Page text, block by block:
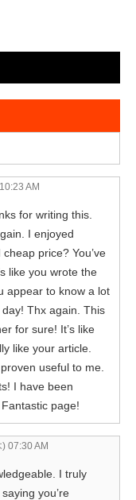
AM
for writing this.
I enjoyed
price? You’ve
like you wrote the
appear to know a lot
day! Thx again. This
for sure! It’s like
like your article.
useful to me.
I have been
page!
07:30 AM
I truly
you’re